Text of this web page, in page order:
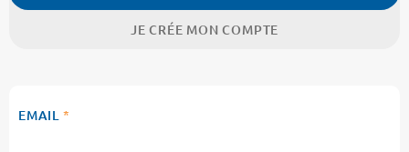
JE CRÉE MON COMPTE
EMAIL *